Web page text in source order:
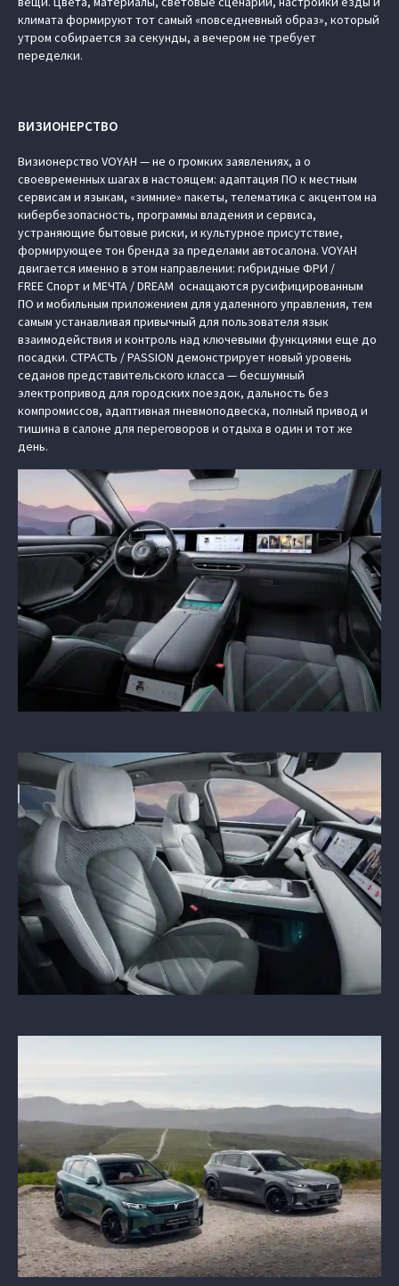
климата формируют тот самый «повседневный образ», который
утром собирается за секунды, а вечером не требует
переделки.
ВИЗИОНЕРСТВО
Визионерство VOYAH — не о громких заявлениях, а о
своевременных шагах в настоящем: адаптация ПО к местным
сервисам и языкам, «зимние» пакеты, телематика с акцентом на
кибербезопасность, программы владения и сервиса,
устраняющие бытовые риски, и культурное присутствие,
формирующее тон бренда за пределами автосалона. VOYAH
двигается именно в этом направлении: гибридные ФРИ /
FREE Спорт и МЕЧТА / DREAM оснащаются русифицированным
ПО и мобильным приложением для удаленного управления, тем
самым устанавливая привычный для пользователя язык
взаимодействия и контроль над ключевыми функциями еще до
посадки. СТРАСТЬ / PASSION демонстрирует новый уровень
седанов представительского класса — бесшумный
электропривод для городских поездок, дальность без
компромиссов, адаптивная пневмоподвеска, полный привод и
тишина в салоне для переговоров и отдыха в один и тот же
день.